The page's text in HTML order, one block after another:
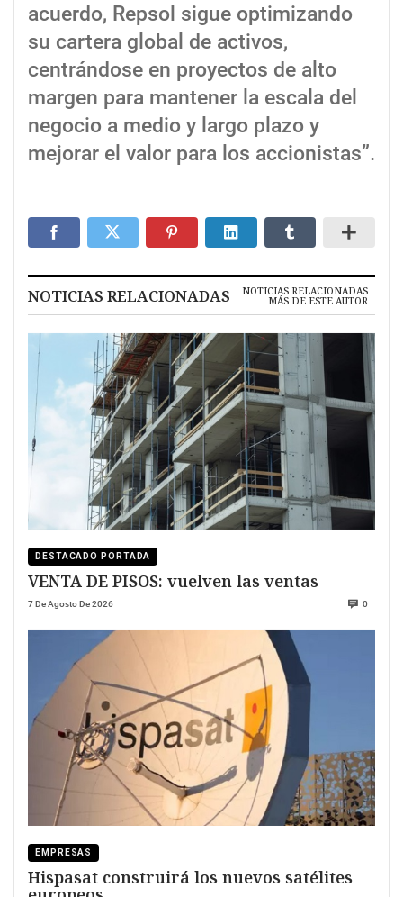
acuerdo, Repsol sigue optimizando
su cartera global de activos,
centrándose en proyectos de alto
margen para mantener la escala del
negocio a medio y largo plazo y
mejorar el valor para los accionistas”.
NOTICIAS RELACIONADAS NOTICIAS RELACIONADAS
MÁS DE ESTE AUTOR
DESTACADO PORTADA
VENTA DE PISOS: vuelven las ventas
7 De Agosto De 2026 0
EMPRESAS
Hispasat construirá los nuevos satélites